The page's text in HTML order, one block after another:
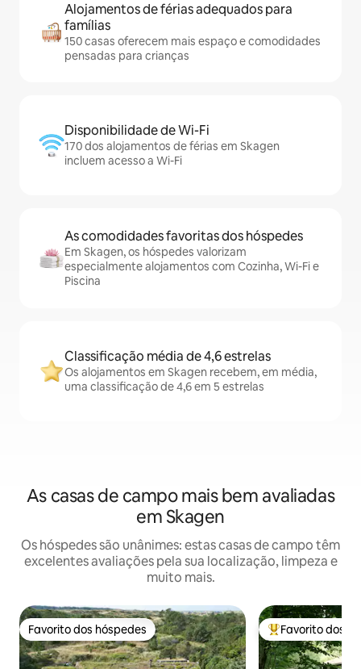
Alojamentos de férias adequados para
famílias
150 casas oferecem mais espaço e comodidades
pensadas para crianças
Disponibilidade de Wi-Fi
170 dos alojamentos de férias em Skagen
incluem acesso a Wi-Fi
As comodidades favoritas dos hóspedes
Em Skagen, os hóspedes valorizam
especialmente alojamentos com Cozinha, Wi-Fi e
Piscina
Classificação média de 4,6 estrelas
Os alojamentos em Skagen recebem, em média,
uma classificação de 4,6 em 5 estrelas
As casas de campo mais bem avaliadas
em Skagen
Os hóspedes são unânimes: estas casas de campo têm
excelentes avaliações pela sua localização, limpeza e
muito mais.
Favorito dos hóspedes
Favorito dos hóspedes Favoritos dos
Favorito dos